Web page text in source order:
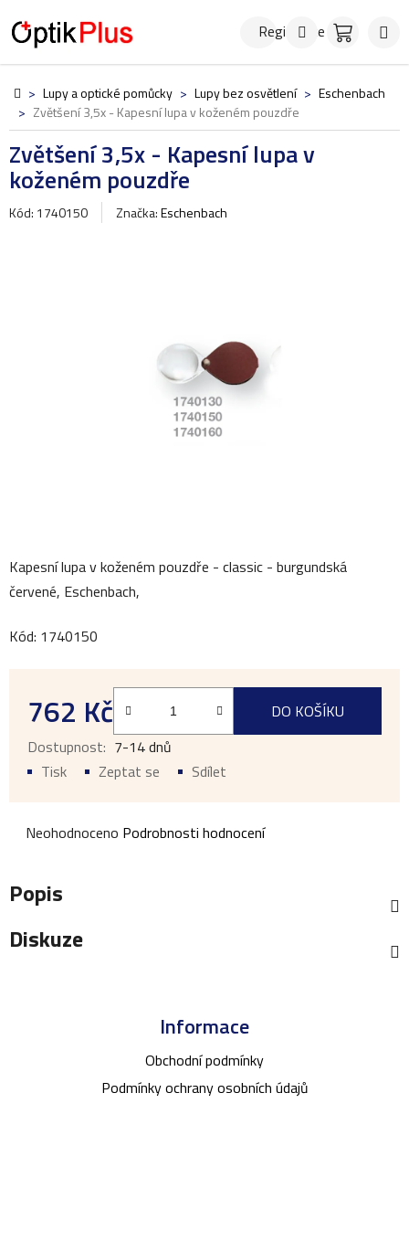
na
obsah
RegistraceHledat
Domů
> Lupy a optické pomůcky > Lupy bez osvětlení > Eschenbach
> Zvětšení 3,5x - Kapesní lupa v koženém pouzdře
Zvětšení 3,5x - Kapesní lupa v
koženém pouzdře
Kód: 1740150 Značka:Eschenbach
Kapesní lupa v koženém pouzdře - classic - burgundská
červené, Eschenbach,
Kód: 1740150
762 Kč
Měrná cena:
DO KOŠÍKU
7-14 dnů
Tisk
Zeptat se Sdílet
Průměrné
produktu
je
0,0
Neohodnoceno Podrobnosti hodnocení
Popis
Diskuze
Informace
Obchodní podmínky
Podmínky ochrany osobních údajů